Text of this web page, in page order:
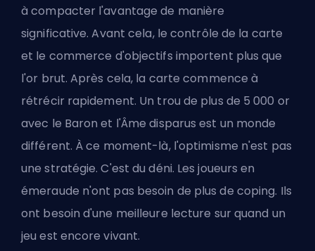
à compacter l'avantage de manière
significative. Avant cela, le contrôle de la carte
et le commerce d'objectifs importent plus que
l'or brut. Après cela, la carte commence à
rétrécir rapidement. Un trou de plus de 5 000 or
avec le Baron et l'Âme disparus est un monde
différent. À ce moment-là, l'optimisme n'est pas
une stratégie. C'est du déni. Les joueurs en
émeraude n'ont pas besoin de plus de coping. Ils
ont besoin d'une meilleure lecture sur quand un
jeu est encore vivant.